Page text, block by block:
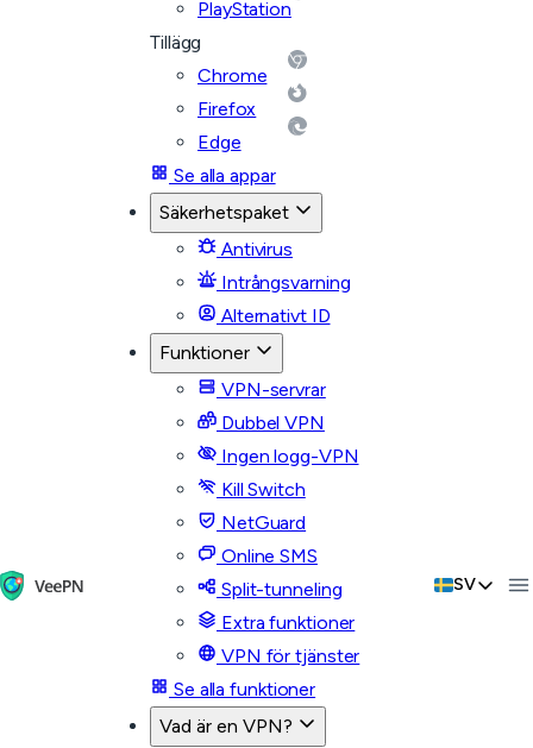
PlayStation
Tillägg
Chrome
Firefox
Edge
Se alla appar
Säkerhetspaket
Antivirus
Intrångsvarning
Alternativt ID
Funktioner
VPN-servrar
Dubbel VPN
Ingen logg-VPN
Kill Switch
NetGuard
Online SMS
Split-tunneling
Extra funktioner
VPN för tjänster
Se alla funktioner
Vad är en VPN?
SV